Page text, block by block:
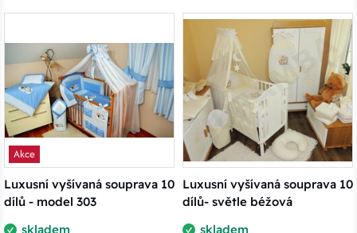
Akce
Luxusní vyšívaná souprava 10
dílů - model 303
skladem
Luxusní vyšívaná souprava 10
dílů- světle béžová
skladem